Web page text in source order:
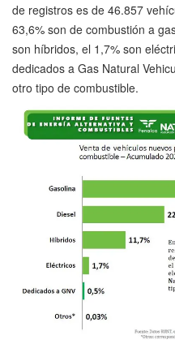
de registros es de 46.857
63,6% son de combustión a
son híbridos, el 1,7% son
dedicados a Gas Natural
otro tipo de combustible.